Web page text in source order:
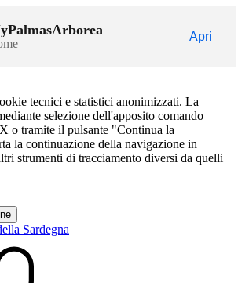
Apri
tecnici e statistici anonimizzati. La
selezione dell'apposito comando
o tramite il pulsante "Continua la
la continuazione della navigazione in
strumenti di tracciamento diversi da quelli
Sardegna